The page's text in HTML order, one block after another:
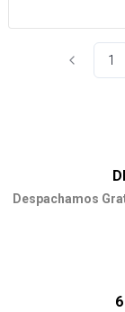
1
Despachamos